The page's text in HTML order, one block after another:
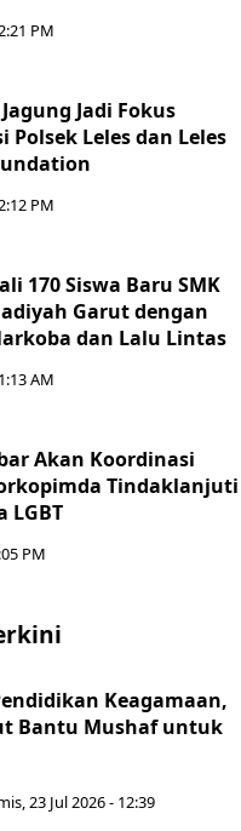
PM
Jadi Fokus
Polsek Leles dan Leles
PM
170 Siswa Baru SMK
Garut dengan
dan Lalu Lintas
AM
Akan Koordinasi
Tindaklanjuti
LGBT
PM
Keagamaan,
Bantu Mushaf untuk
23 Jul 2026 - 12:39